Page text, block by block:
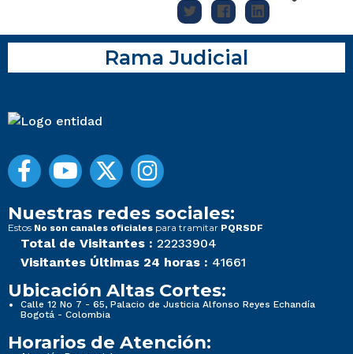
Rama Judicial
Nuestras redes sociales:
Estos No son canales oficiales para tramitar PQRSDF
Total de Visitantes : 22233904
Visitantes Últimas 24 horas : 41661
Ubicación Altas Cortes:
Calle 12 No 7 - 65, Palacio de Justicia Alfonso Reyes Echandía
Bogotá - Colombia
Horarios de Atención: